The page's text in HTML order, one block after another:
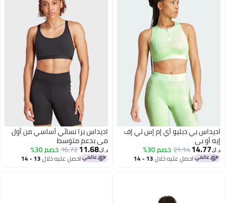
اديداس بي دبليو آي إم إس تي إف
إيه أو بي
د.ك‏14.77
21.14خصم 30%
احصل عليه خلال 13 - 14
اديداس برا نسائي أساسي من أول
مي بدعم متوسط
د.ك‏11.68
16.72خصم 30%
احصل عليه خلال 13 - 14